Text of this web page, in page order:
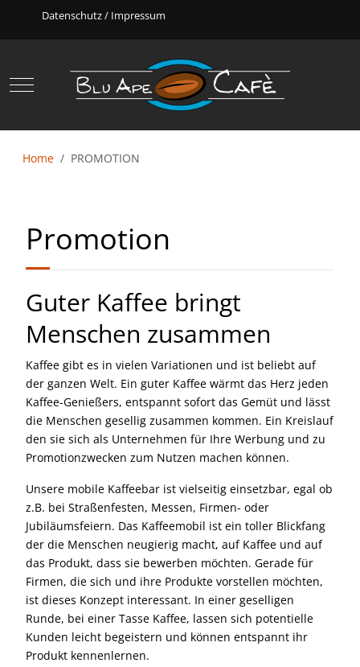
Datenschutz/ Impressum
Mobile Menu Toggle
Home PROMOTION
Promotion
Guter Kaffee bringt
Menschen zusammen
Kaffee gibt es in vielen Variationen und ist beliebt auf
der ganzen Welt. Ein guter Kaffee wärmt das Herz jeden
Kaffee-Genießers, entspannt sofort das Gemüt und lässt
die Menschen gesellig zusammen kommen. Ein Kreislauf
den sie sich als Unternehmen für Ihre Werbung und zu
Promotionzwecken zum Nutzen machen können.
Unsere mobile Kaffeebar ist vielseitig einsetzbar, egal ob
z.B. bei Straßenfesten, Messen, Firmen- oder
Jubiläumsfeiern. Das Kaffeemobil ist ein toller Blickfang
der die Menschen neugierig macht, auf Kaffee und auf
das Produkt, dass sie bewerben möchten. Gerade für
Firmen, die sich und ihre Produkte vorstellen möchten,
ist dieses Konzept interessant. In einer geselligen
Runde, bei einer Tasse Kaffee, lassen sich potentielle
Kunden leicht begeistern und können entspannt ihr
Produkt kennenlernen.